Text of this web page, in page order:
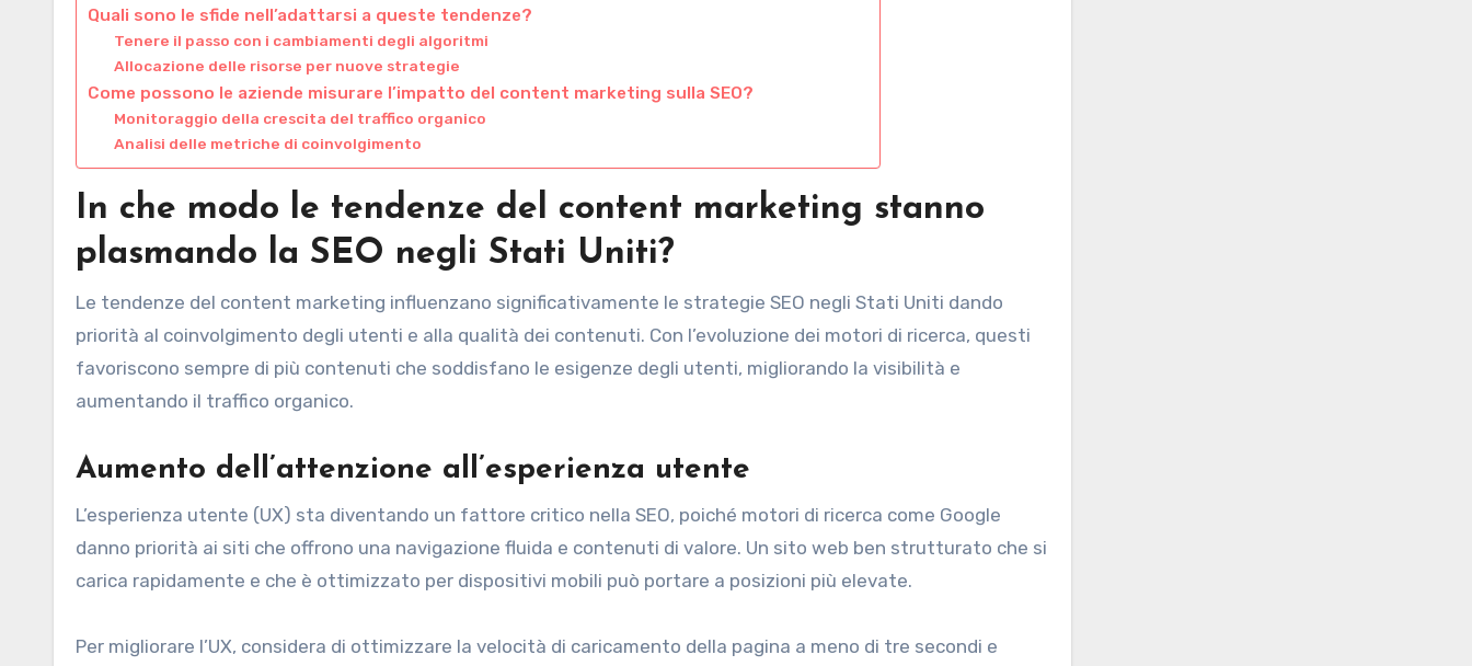
Quali sono le sfide nell’adattarsi a queste tendenze?
Tenere il passo con i cambiamenti degli algoritmi
Allocazione delle risorse per nuove strategie
Come possono le aziende misurare l’impatto del content marketing sulla SEO?
Monitoraggio della crescita del traffico organico
Analisi delle metriche di coinvolgimento
In che modo le tendenze del content marketing stanno
plasmando la SEO negli Stati Uniti?
Le tendenze del content marketing influenzano significativamente le strategie SEO negli Stati Uniti dando
priorità al coinvolgimento degli utenti e alla qualità dei contenuti. Con l’evoluzione dei motori di ricerca, questi
favoriscono sempre di più contenuti che soddisfano le esigenze degli utenti, migliorando la visibilità e
aumentando il traffico organico.
Aumento dell’attenzione all’esperienza utente
L’esperienza utente (UX) sta diventando un fattore critico nella SEO, poiché motori di ricerca come Google
danno priorità ai siti che offrono una navigazione fluida e contenuti di valore. Un sito web ben strutturato che si
carica rapidamente e che è ottimizzato per dispositivi mobili può portare a posizioni più elevate.
Per migliorare l’UX, considera di ottimizzare la velocità di caricamento della pagina a meno di tre secondi e